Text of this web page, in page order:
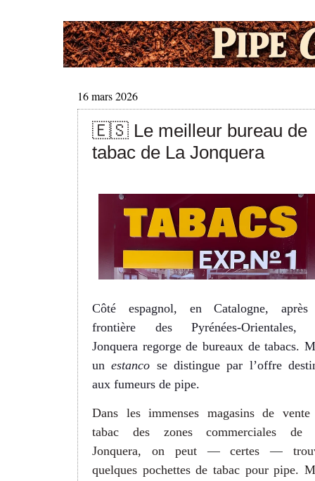
16 mars 2026
🇪🇸 Le meilleur bureau de
tabac de La Jonquera
Côté espagnol, en Catalogne,
frontière des Pyrénées-Orientales,
Jonquera regorge de bureaux de tabacs.
unestanco se distingue par l’offre
aux fumeurs de pipe.
Dans les immenses magasins de vente
tabac des zones commerciales de
Jonquera, on peut— certes—
quelques pochettes de tabac pour pipe.